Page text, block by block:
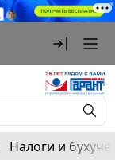
Налоги и